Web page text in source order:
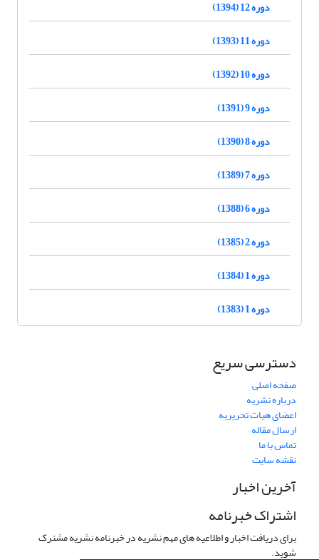
دوره 12 (1394)
دوره 11 (1393)
دوره 10 (1392)
دوره 9 (1391)
دوره 8 (1390)
دوره 7 (1389)
دوره 6 (1388)
دوره 2 (1385)
دوره 1 (1384)
دوره 1 (1383)
دسترسی سریع
صفحه اصلی
درباره نشریه
اعضای هیات تحریریه
ارسال مقاله
تماس با ما
نقشه سایت
آخرین اخبار
اشتراک خبرنامه
برای دریافت اخبار و اطلاعیه های مهم نشریه در خبرنامه نشریه مشترک
شوید.